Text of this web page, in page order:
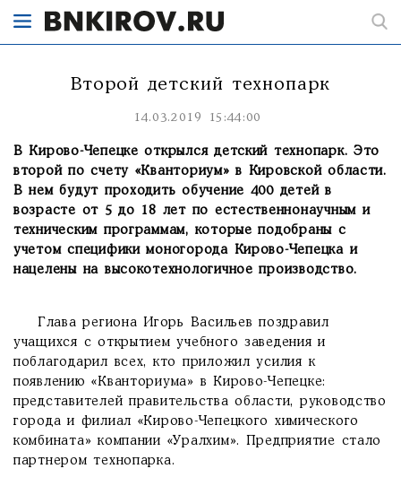
Второй детский технопарк
14.03.2019 15:44:00
В Кирово-Чепецке открылся детский технопарк. Это
второй по счету «Кванториум» в Кировской области.
В нем будут проходить обучение 400 детей в
возрасте от 5 до 18 лет по естественнонаучным и
техническим программам, которые подобраны с
учетом специфики моногорода Кирово-Чепецка и
нацелены на высокотехнологичное производство.
Глава региона Игорь Васильев поздравил
учащихся с открытием учебного заведения и
поблагодарил всех, кто приложил усилия к
появлению «Кванториума» в Кирово-Чепецке:
представителей правительства области, руководство
города и филиал «Кирово-Чепецкого химического
комбината» компании «Уралхим». Предприятие стало
партнером технопарка.